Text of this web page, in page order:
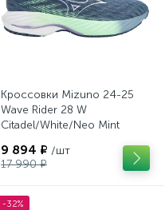
Кроссовки Mizuno 24-25
Wave Rider 28 W
Citadel/White/Neo Mint
9 894 ₽ /шт
17 990 ₽
-32%